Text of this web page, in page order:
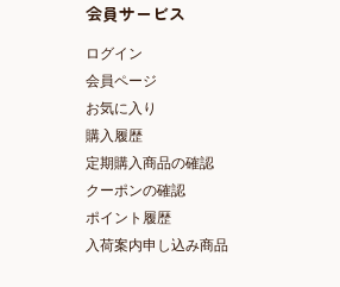
会員サービス
ログイン
会員ページ
お気に入り
購入履歴
定期購入商品の確認
クーポンの確認
ポイント履歴
入荷案内申し込み商品